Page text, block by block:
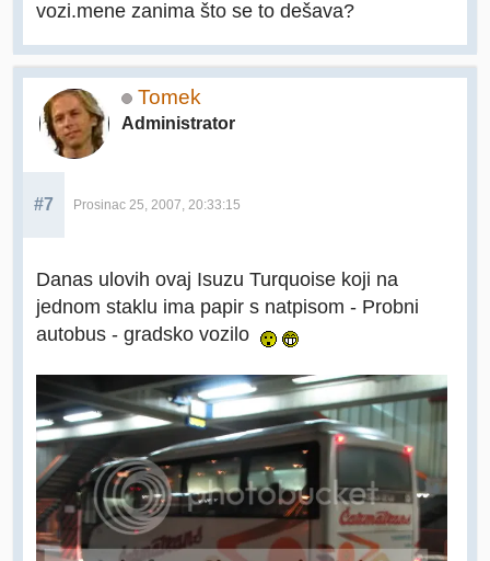
vozi.mene zanima što se to dešava?
Tomek
Administrator
#7 Prosinac 25, 2007, 20:33:15
Danas ulovih ovaj Isuzu Turquoise koji na
jednom staklu ima papir s natpisom - Probni
autobus - gradsko vozilo